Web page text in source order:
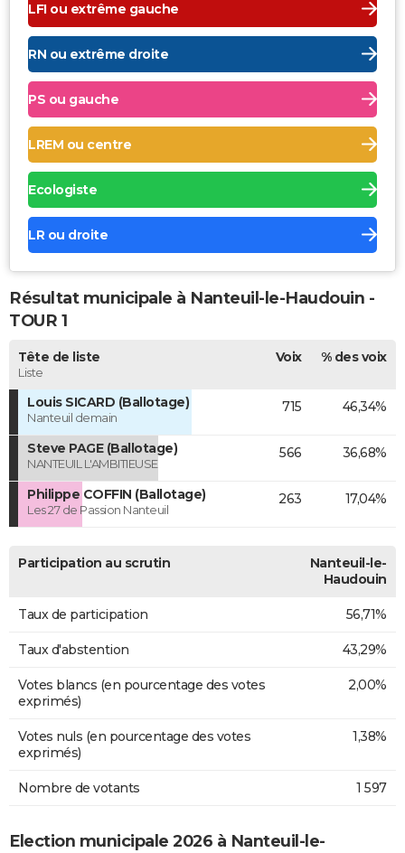
LFI ou extrême gauche
RN ou extrême droite
PS ou gauche
LREM ou centre
Ecologiste
LR ou droite
Résultat municipale à Nanteuil-le-Haudouin -
TOUR 1
Tête de liste
Liste
Voix % des voix
Louis SICARD (Ballotage)
Nanteuil demain
715 46,34%
Steve PAGE (Ballotage)
NANTEUIL L'AMBITIEUSE
566 36,68%
Philippe COFFIN (Ballotage)
Les 27 de Passion Nanteuil
263 17,04%
Participation au scrutin
Nanteuil-le-
Haudouin
Taux de participation 56,71%
Taux d'abstention 43,29%
Votes blancs (en pourcentage des votes
exprimés)
2,00%
Votes nuls (en pourcentage des votes
exprimés)
1,38%
Nombre de votants 1 597
Election municipale 2026 à Nanteuil-le-